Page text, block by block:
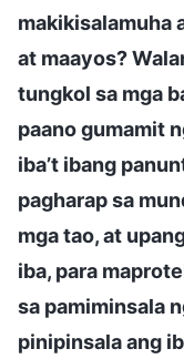
makikisalamuha
at maayos?
tungkol sa mga
paano gumamit
iba’t ibang
pagharap sa
mga tao, at
iba, para
sa pamiminsala
pinipinsala ang